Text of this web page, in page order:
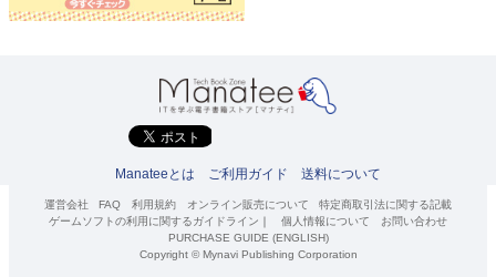
Manateeとは ご利用ガイド 送料について
運営会社 FAQ 利用規約 オンライン販売について
特定商取引法に関する記載
ゲームソフトの利用に関するガイドライン ｜ 個人情報について
お問い合わせ
PURCHASE GUIDE (ENGLISH)
Copyright © Mynavi Publishing Corporation